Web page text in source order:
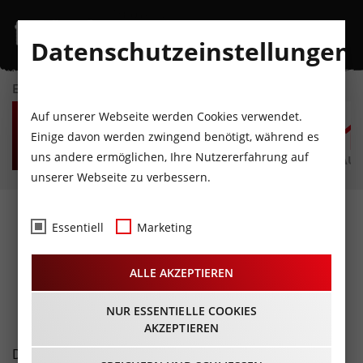
EVENTKALENDER
SA
8
AUGUST
SO
9
AUGUST
MO
10
AUGUST
DI
11
AUGUST
MI
12
AUGUST
Fotos - 2. Immobilien-
Stammtisch Innsbruck
02.06.2022
Die Firmengruppe P&R, ABC und WAT lud mit Partnern
Datenschutzeinstellungen
Auf unserer Webseite werden Cookies verwendet.
Einige davon werden zwingend benötigt, während es
uns andere ermöglichen, Ihre Nutzererfahrung auf
unserer Webseite zu verbessern.
Essentiell Marketing
ALLE AKZEPTIEREN
NUR ESSENTIELLE COOKIES
AKZEPTIEREN